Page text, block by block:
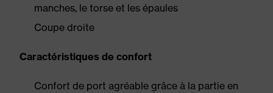
manches, le torse et les épaules
Coupe droite
Caractéristiques de confort
Confort de port agréable grâce à la partie en